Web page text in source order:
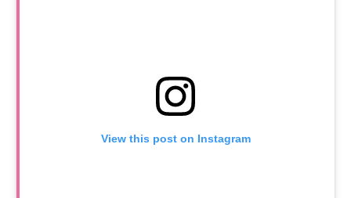
View this post on Instagram